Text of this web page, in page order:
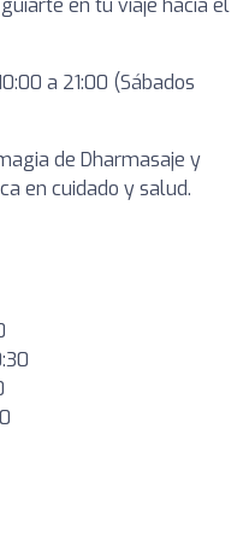
en tu viaje hacia el
a 21:00 (Sábados
de Dharmasaje y
en cuidado y salud.